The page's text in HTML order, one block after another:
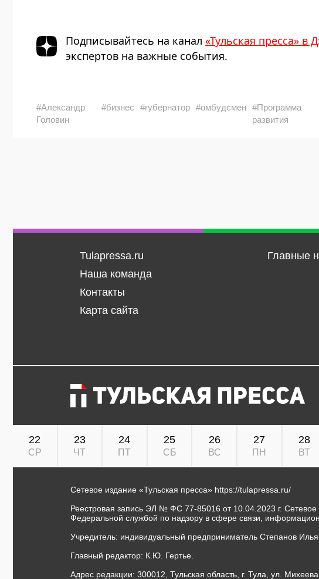
Подписывайтесь на канал «Тульская пресса» в
экспертов на важные события.
#Александр
Головин
#бизнес #губернатор #омбудсмен
#Программа
развития
Tulapressa.ru
Наша команда
Контакты
Карта сайта
Главные
22
СР
23
ЧТ
24
ПТ
25
СБ
26
ВС
27
ПН
28
ВТ
Сетевое издание «Тульская пресса» https://tulapressa.ru/
Реестровая запись ЭЛ № ФС 77-85016 от 10.04.2023 г. Сетевое
Федеральной службой по надзору в сфере связи,
Учредитель: индивидуальный предприниматель Степанов
Главный редактор: К.Ю. Гертье.
Адрес редакции: 300012, Тульская область, г. Тула, ул.